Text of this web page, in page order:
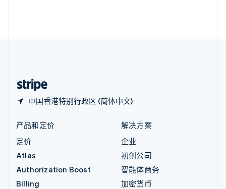
中国香港特别行政区 (简体中文)
产品和定价
定价
Atlas
Authorization Boost
Billing
解决方案
企业
初创公司
智能体商务
加密货币